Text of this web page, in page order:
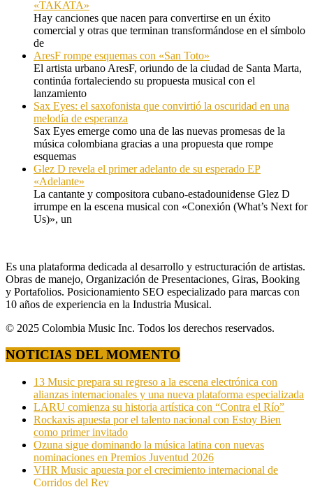
«TAKATA»
Hay canciones que nacen para convertirse en un éxito
comercial y otras que terminan transformándose en el símbolo
de
AresF rompe esquemas con «San Toto»
El artista urbano AresF, oriundo de la ciudad de Santa Marta,
continúa fortaleciendo su propuesta musical con el
lanzamiento
Sax Eyes: el saxofonista que convirtió la oscuridad en una
melodía de esperanza
Sax Eyes emerge como una de las nuevas promesas de la
música colombiana gracias a una propuesta que rompe
esquemas
Glez D revela el primer adelanto de su esperado EP
«Adelante»
La cantante y compositora cubano-estadounidense Glez D
irrumpe en la escena musical con «Conexión (What’s Next for
Us)», un
Es una plataforma dedicada al desarrollo y estructuración de artistas.
Obras de manejo, Organización de Presentaciones, Giras, Booking
y Portafolios. Posicionamiento SEO especializado para marcas con
10 años de experiencia en la Industria Musical.
© 2025 Colombia Music Inc. Todos los derechos reservados.
NOTICIAS DEL MOMENTO
13 Music prepara su regreso a la escena electrónica con
alianzas internacionales y una nueva plataforma especializada
LARU comienza su historia artística con “Contra el Río”
Rockaxis apuesta por el talento nacional con Estoy Bien
como primer invitado
Ozuna sigue dominando la música latina con nuevas
nominaciones en Premios Juventud 2026
VHR Music apuesta por el crecimiento internacional de
Corridos del Rey